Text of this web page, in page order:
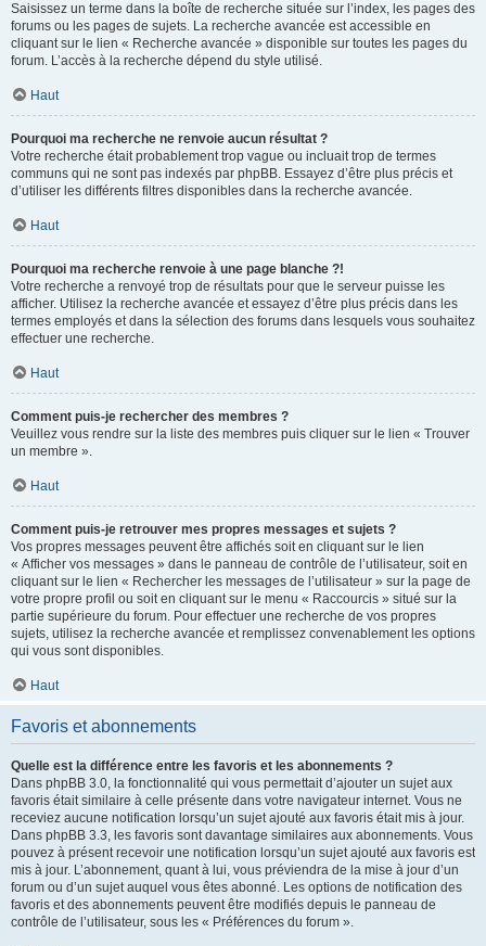
Saisissez un terme dans la boîte de recherche située sur l’index, les pages des
forums ou les pages de sujets. La recherche avancée est accessible en
cliquant sur le lien « Recherche avancée » disponible sur toutes les pages du
forum. L’accès à la recherche dépend du style utilisé.
Haut
Pourquoi ma recherche ne renvoie aucun résultat ?
Votre recherche était probablement trop vague ou incluait trop de termes
communs qui ne sont pas indexés par phpBB. Essayez d’être plus précis et
d’utiliser les différents filtres disponibles dans la recherche avancée.
Haut
Pourquoi ma recherche renvoie à une page blanche ?!
Votre recherche a renvoyé trop de résultats pour que le serveur puisse les
afficher. Utilisez la recherche avancée et essayez d’être plus précis dans les
termes employés et dans la sélection des forums dans lesquels vous souhaitez
effectuer une recherche.
Haut
Comment puis-je rechercher des membres ?
Veuillez vous rendre sur la liste des membres puis cliquer sur le lien « Trouver
un membre ».
Haut
Comment puis-je retrouver mes propres messages et sujets ?
Vos propres messages peuvent être affichés soit en cliquant sur le lien
« Afficher vos messages » dans le panneau de contrôle de l’utilisateur, soit en
cliquant sur le lien « Rechercher les messages de l’utilisateur » sur la page de
votre propre profil ou soit en cliquant sur le menu « Raccourcis » situé sur la
partie supérieure du forum. Pour effectuer une recherche de vos propres
sujets, utilisez la recherche avancée et remplissez convenablement les options
qui vous sont disponibles.
Haut
Favoris et abonnements
Quelle est la différence entre les favoris et les abonnements ?
Dans phpBB 3.0, la fonctionnalité qui vous permettait d’ajouter un sujet aux
favoris était similaire à celle présente dans votre navigateur internet. Vous ne
receviez aucune notification lorsqu’un sujet ajouté aux favoris était mis à jour.
Dans phpBB 3.3, les favoris sont davantage similaires aux abonnements. Vous
pouvez à présent recevoir une notification lorsqu’un sujet ajouté aux favoris est
mis à jour. L’abonnement, quant à lui, vous préviendra de la mise à jour d’un
forum ou d’un sujet auquel vous êtes abonné. Les options de notification des
favoris et des abonnements peuvent être modifiés depuis le panneau de
contrôle de l’utilisateur, sous les « Préférences du forum ».